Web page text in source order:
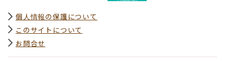
個人情報の保護について
このサイトについて
お問合せ